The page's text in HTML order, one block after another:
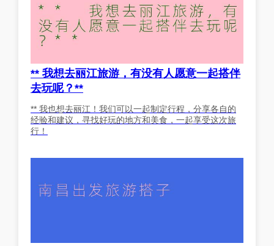
** 我想去丽江旅游，有没有人愿意一起搭伴
去玩呢？**
** 我也想去丽江！我们可以一起制定行程，分享各自的
经验和建议，寻找好玩的地方和美食，一起享受这次旅
行！